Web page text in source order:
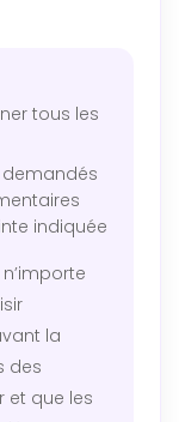
tous les
demandés
indiquée
la
des
et que les